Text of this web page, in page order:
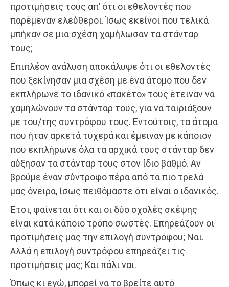
προτιμήσεις τους απ’ ότι οι εθελοντές που
παρέμεναν ελεύθεροι. Ίσως εκείνοι που τελικά
μπήκαν σε μια σχέση χαμήλωσαν τα στάνταρ
τους;
Επιπλέον ανάλυση αποκάλυψε ότι οι εθελοντές
που ξεκίνησαν μια σχέση με ένα άτομο που δεν
εκπλήρωνε το ιδανικό «πακέτο» τους έτειναν να
χαμηλώνουν τα στάνταρ τους, για να ταιριάξουν
με του/της συντρόφου τους. Εντούτοις, τα άτομα
που ήταν αρκετά τυχερά και έμειναν με κάποιον
που εκπλήρωνε όλα τα αρχικά τους στάνταρ δεν
αύξησαν τα στάνταρ τους στον ίδιο βαθμό. Αν
βρούμε έναν σύντροφο πέρα από τα πιο τρελά
μας όνειρα, ίσως πειθόμαστε ότι είναι ο ιδανικός.
Έτσι, φαίνεται ότι και οι δύο σχολές σκέψης
είναι κατά κάποιο τρόπο σωστές. Επηρεάζουν οι
προτιμήσεις μας την επιλογή συντρόφου; Ναι.
Αλλά η επιλογή συντρόφου επηρεάζει τις
προτιμήσεις μας; Και πάλι ναι.
Όπως κι εγώ, μπορεί να το βρείτε αυτό